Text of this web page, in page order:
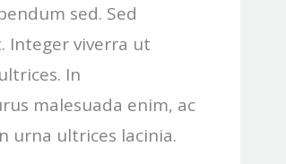
sed. Sed
Integer viverra ut
In
malesuada enim, ac
urna ultrices lacinia.